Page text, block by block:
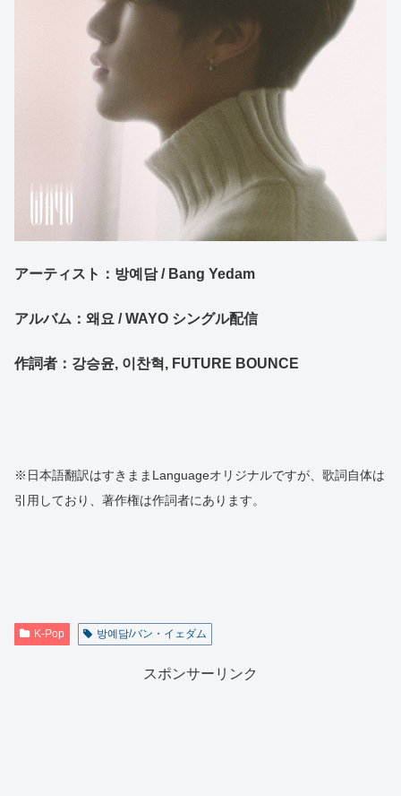
アーティスト：방예담 / Bang Yedam
アルバム：왜요 / WAYO シングル配信
作詞者： 강승윤, 이찬혁 , FUTURE BOUNCE
※日本語翻訳はすきままLanguageオリジナルですが、歌詞自体は
引用しており、著作権は作詞者にあります。
K-Pop 방예담/バン・イェダム
スポンサーリンク